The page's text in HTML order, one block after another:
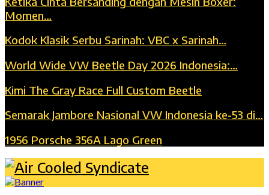
Momen…
Kodok Klasik Serbu Sarinah: VBC x Sarinah…
World Wide VW Beetle Day 2026 Indonesia:…
Kimi The Gray Race Full Custom Beetle
Semarak Jambore Nasional VW Indonesia ke-53 di…
1956 Porsche 356A Lago Green